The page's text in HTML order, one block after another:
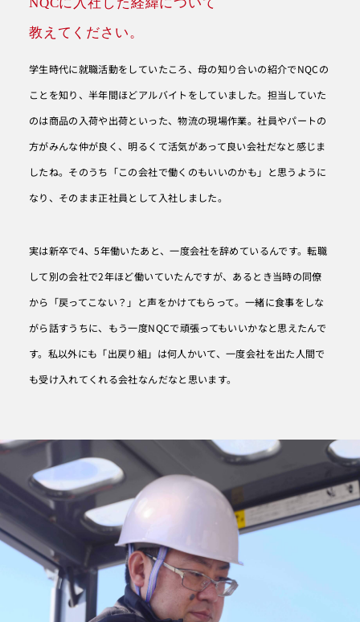
有限会
社 日
リティ
ー
© 2025
NQCに入社した経緯について
教えてください。
学生時代に就職活動をしていたころ、母の知り合いの紹介でNQCの
ことを知り、半年間ほどアルバイトをしていました。担当していた
のは商品の入荷や出荷といった、物流の現場作業。社員やパートの
方がみんな仲が良く、明るくて活気があって良い会社だなと感じま
したね。そのうち「この会社で働くのもいいのかも」と思うように
なり、そのまま正社員として入社しました。
実は新卒で4、5年働いたあと、一度会社を辞めているんです。転職
して別の会社で2年ほど働いていたんですが、あるとき当時の同僚
から「戻ってこない？」と声をかけてもらって。一緒に食事をしな
がら話すうちに、もう一度NQCで頑張ってもいいかなと思えたんで
す。私以外にも「出戻り組」は何人かいて、一度会社を出た人間で
も受け入れてくれる会社なんだなと思います。